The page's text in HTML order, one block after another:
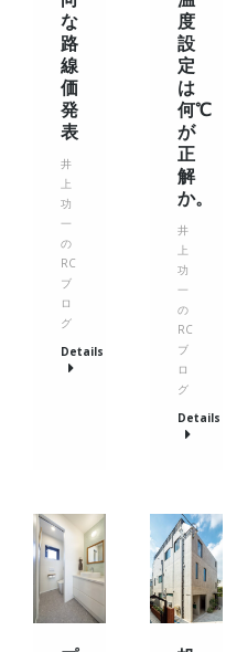
な
路
線
価
発
表
井
上
功
一
の
RC
ブ
ロ
グ
Details
度
設
定
は
何℃
が
正
解
か。
井
上
功
一
の
RC
ブ
ロ
グ
Details